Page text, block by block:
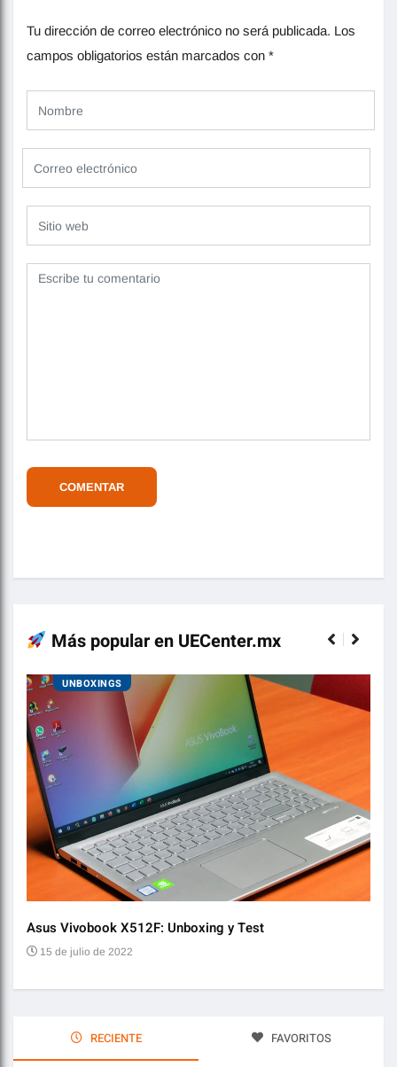
Tu dirección de correo electrónico no será publicada. Los
campos obligatorios están marcados con *
Más popular en UECenter.mx
UNBOXINGS
Asus Vivobook X512F: Unboxing y Test
15 de julio de 2022
RECIENTE FAVORITOS